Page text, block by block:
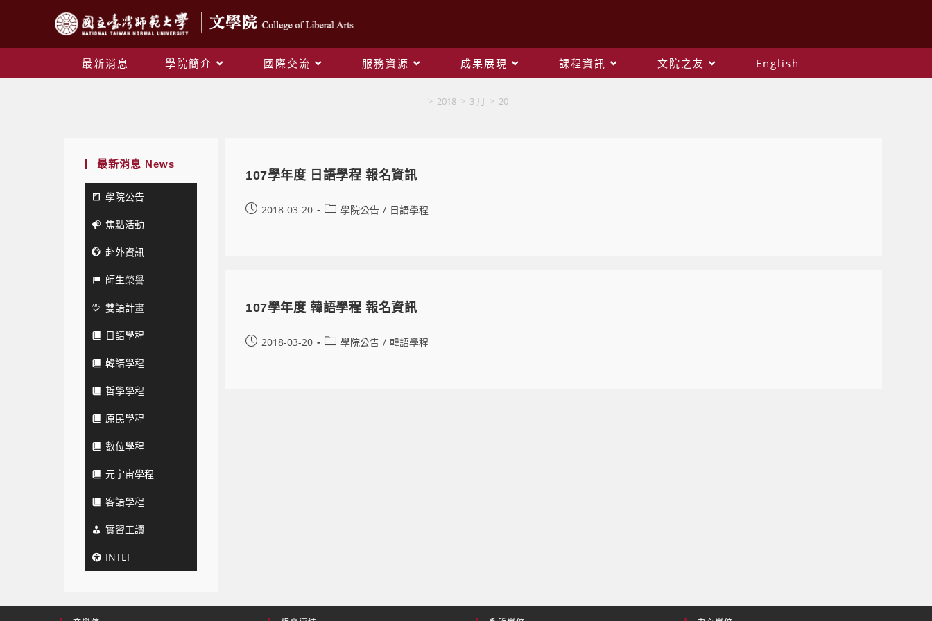
最新消息 學院簡介 國際交流 服務資源 成果展現 課程資訊 文院之友 English
> 2018 > 3 月 > 20
最新消息 News
學院公告
焦點活動
赴外資訊
師生榮譽
雙語計畫
日語學程
韓語學程
哲學學程
原民學程
數位學程
元宇宙學程
客語學程
實習工讀
INTEI
107學年度 日語學程 報名資訊
2018-03-20 學院公告 / 日語學程
107學年度 韓語學程 報名資訊
2018-03-20 學院公告 / 韓語學程